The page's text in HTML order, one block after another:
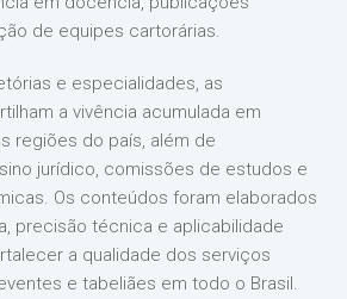
de equipes cartorárias.
e especialidades, as
a vivência acumulada em
regiões do país, além de
jurídico, comissões de estudos e
Os conteúdos foram elaborados
precisão técnica e aplicabilidade
a qualidade dos serviços
e tabeliães em todo o Brasil.